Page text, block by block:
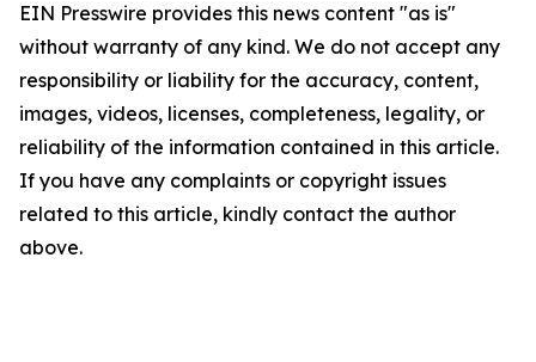
EIN Presswire provides this news content "as is"
without warranty of any kind. We do not accept any
responsibility or liability for the accuracy, content,
images, videos, licenses, completeness, legality, or
reliability of the information contained in this article.
If you have any complaints or copyright issues
related to this article, kindly contact the author
above.